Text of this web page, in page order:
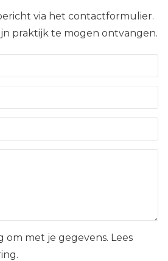
via het contactformulier.
praktijk te mogen ontvangen.
om met je gegevens. Lees